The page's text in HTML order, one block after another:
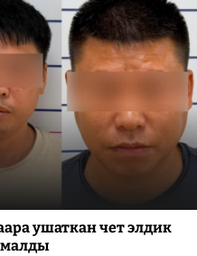
ушаткан чет элдик